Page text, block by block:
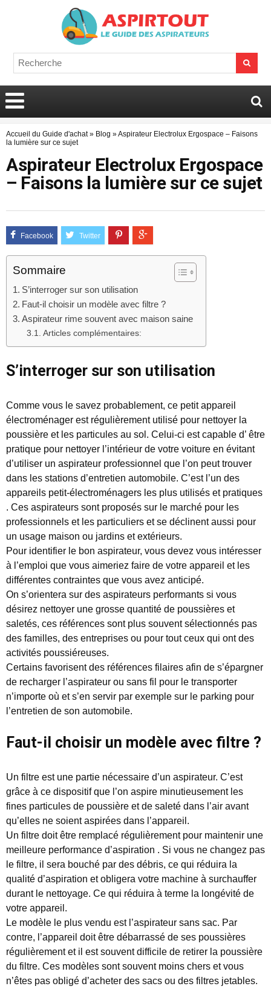
Accueil du Guide d'achat» Blog »Aspirateur Electrolux Ergospace – Faisons
la lumière sur ce sujet
Aspirateur Electrolux Ergospace
– Faisons la lumière sur ce sujet
Sommaire
S’interroger sur son utilisation
Faut-il choisir un modèle avec filtre ?
Aspirateur rime souvent avec maison saine
Articles complémentaires:
S’interroger sur son utilisation
Comme vous le savez probablement, ce petit appareil
électroménager est régulièrement utilisé pour nettoyer la
poussière et les particules au sol. Celui-ci est capable d’ être
pratique pour nettoyer l’intérieur de votre voiture en évitant
d’utiliser un aspirateur professionnel que l’on peut trouver
dans les stations d’entretien automobile. C’est l’un des
appareils petit-électroménagers les plus utilisés et pratiques
. Ces aspirateurs sont proposés sur le marché pour les
professionnels et les particuliers et se déclinent aussi pour
un usage maison ou jardins et extérieurs.
Pour identifier le bon aspirateur, vous devez vous intéresser
à l’emploi que vous aimeriez faire de votre appareil et les
différentes contraintes que vous avez anticipé.
On s’orientera sur des aspirateurs performants si vous
désirez nettoyer une grosse quantité de poussières et
saletés, ces références sont plus souvent sélectionnés pas
des familles, des entreprises ou pour tout ceux qui ont des
activités poussiéreuses.
Certains favorisent des références filaires afin de s’épargner
de recharger l’aspirateur ou sans fil pour le transporter
n’importe où et s’en servir par exemple sur le parking pour
l’entretien de son automobile.
Faut-il choisir un modèle avec filtre ?
Un filtre est une partie nécessaire d’un aspirateur. C’est
grâce à ce dispositif que l’on aspire minutieusement les
fines particules de poussière et de saleté dans l’air avant
qu’elles ne soient aspirées dans l’appareil.
Un filtre doit être remplacé régulièrement pour maintenir une
meilleure performance d’aspiration . Si vous ne changez pas
le filtre, il sera bouché par des débris, ce qui réduira la
qualité d’aspiration et obligera votre machine à surchauffer
durant le nettoyage. Ce qui réduira à terme la longévité de
votre appareil.
Le modèle le plus vendu est l’aspirateur sans sac. Par
contre, l’appareil doit être débarrassé de ses poussières
régulièrement et il est souvent difficile de retirer la poussière
du filtre. Ces modèles sont souvent moins chers et vous
n’êtes pas obligé d’acheter des sacs ou des filtres jetables.